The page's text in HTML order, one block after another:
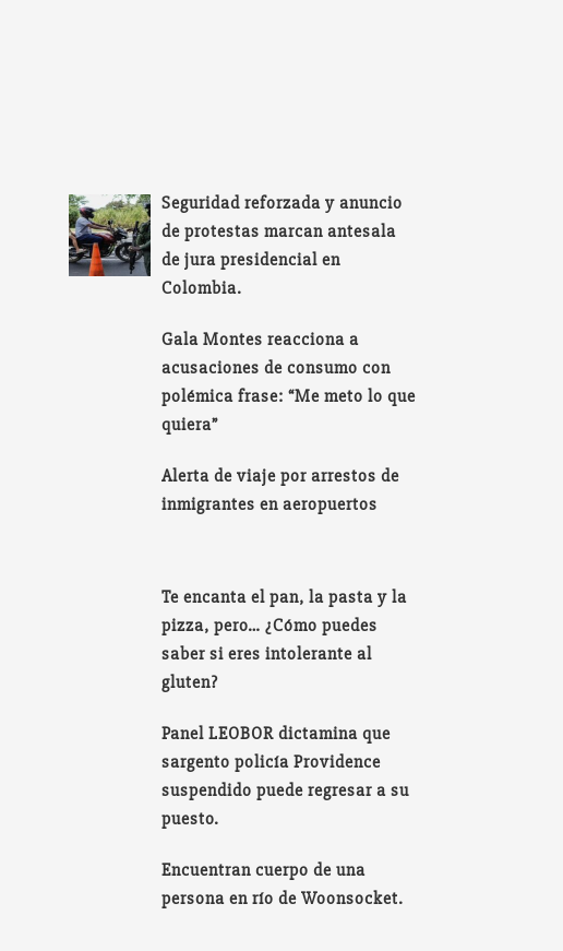
Seguridad reforzada y anuncio
de protestas marcan antesala
de jura presidencial en
Colombia.
Gala Montes reacciona a
acusaciones de consumo con
polémica frase: “Me meto lo que
quiera”
Alerta de viaje por arrestos de
inmigrantes en aeropuertos
Te encanta el pan, la pasta y la
pizza, pero… ¿Cómo puedes
saber si eres intolerante al
gluten?
Panel LEOBOR dictamina que
sargento policía Providence
suspendido puede regresar a su
puesto.
Encuentran cuerpo de una
persona en río de Woonsocket.